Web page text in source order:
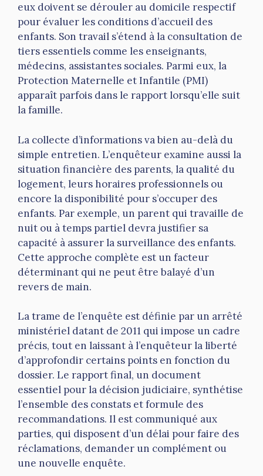
eux doivent se dérouler au domicile respectif
pour évaluer les conditions d’accueil des
enfants. Son travail s’étend à la consultation de
tiers essentiels comme les enseignants,
médecins, assistantes sociales. Parmi eux, la
Protection Maternelle et Infantile (PMI)
apparaît parfois dans le rapport lorsqu’elle suit
la famille.
La collecte d’informations va bien au-delà du
simple entretien. L’enquêteur examine aussi la
situation financière des parents, la qualité du
logement, leurs horaires professionnels ou
encore la disponibilité pour s’occuper des
enfants. Par exemple, un parent qui travaille de
nuit ou à temps partiel devra justifier sa
capacité à assurer la surveillance des enfants.
Cette approche complète est un facteur
déterminant qui ne peut être balayé d’un
revers de main.
La trame de l’enquête est définie par un arrêté
ministériel datant de 2011 qui impose un cadre
précis, tout en laissant à l’enquêteur la liberté
d’approfondir certains points en fonction du
dossier. Le rapport final, un document
essentiel pour la décision judiciaire, synthétise
l’ensemble des constats et formule des
recommandations. Il est communiqué aux
parties, qui disposent d’un délai pour faire des
réclamations, demander un complément ou
une nouvelle enquête.